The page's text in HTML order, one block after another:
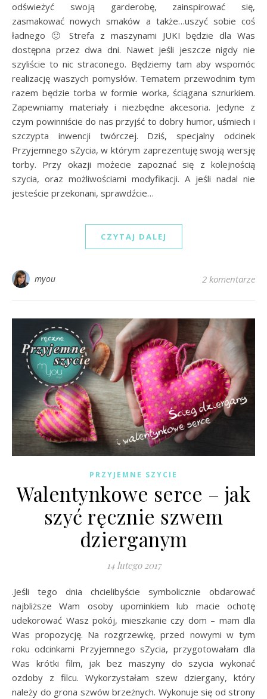
odświeżyć swoją garderobę, zainspirować się,
zasmakować nowych smaków a także…uszyć sobie coś
ładnego 🙂 Strefa z maszynami JUKI będzie dla Was
dostępna przez dwa dni. Nawet jeśli jeszcze nigdy nie
szyliście to nic straconego. Będziemy tam aby wspomóc
realizację waszych pomysłów. Tematem przewodnim tym
razem będzie torba w formie worka, ściągana sznurkiem.
Zapewniamy materiały i niezbędne akcesoria. Jedyne z
czym powinniście do nas przyjść to dobry humor, uśmiech i
szczypta inwencji twórczej. Dziś, specjalny odcinek
Przyjemnego sZycia, w którym zaprezentuję swoją wersję
torby. Przy okazji możecie zapoznać się z kolejnością
szycia, oraz możliwościami modyfikacji. A jeśli nadal nie
jesteście przekonani, sprawdźcie…
CZYTAJ DALEJ
myou 2 komentarze
PRZYJEMNE SZYCIE
Walentynkowe serce – jak
szyć ręcznie szwem
dzierganym
14 lutego 2017
.Jeśli tego dnia chcielibyście symbolicznie obdarować
najbliższe Wam osoby upominkiem lub macie ochotę
udekorować Wasz pokój, mieszkanie czy dom – mam dla
Was propozycję. Na rozgrzewkę, przed nowymi w tym
roku odcinkami Przyjemnego sZycia, przygotowałam dla
Was krótki film, jak bez maszyny do szycia wykonać
ozdoby z filcu. Wykorzystałam szew dziergany, który
należy do grona szwów brzeżnych. Wykonuje się od strony